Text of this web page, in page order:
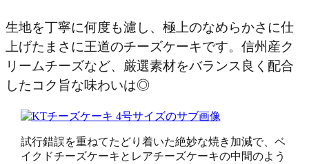
生地を丁寧に何度も濾し、極上のなめらかさに仕
上げたまさに王道のチーズケーキです。信州産ク
リームチーズなど、厳選素材をバランス良く配合
したコク旨な味わいは◎
試行錯誤を重ねてたどり着いた絶妙な焼き加減で、ベ
イクドチーズケーキとレアチーズケーキの中間のよう